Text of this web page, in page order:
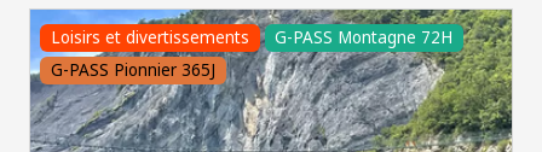
Loisirs et divertissements
G-PASS Montagne 72H
G-PASS Pionnier 365J